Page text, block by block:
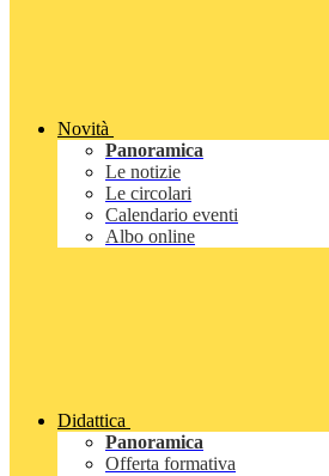
Novità
Panoramica
Le notizie
Le circolari
Calendario eventi
Albo online
Didattica
Panoramica
Offerta formativa